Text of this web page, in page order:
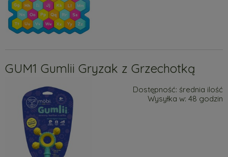
GUM1 Gumlii Gryzak z Grzechotką
Dostępność: średnia ilość
Wysyłka w: 48 godzin